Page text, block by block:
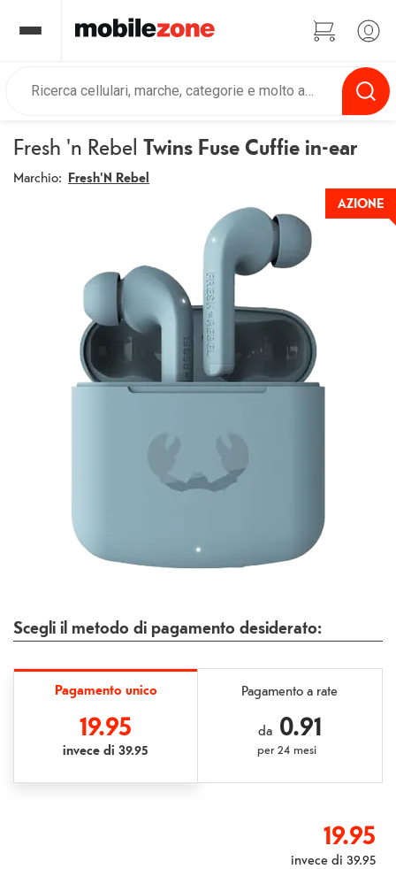
Fresh 'n Rebel Twins Fuse Cuffie in-ear
Marchio: Fresh'N Rebel
AZIONE
Scegli il metodo di pagamento desiderato:
Pagamento unico
19.95
invece di 39.95
Pagamento a rate
da0.91
per24 mesi
19.95
invece di 39.95